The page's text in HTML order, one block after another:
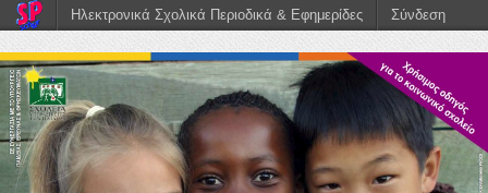
Ηλεκτρονικά Σχολικά Περιοδικά & Εφημερίδες Σύνδεση